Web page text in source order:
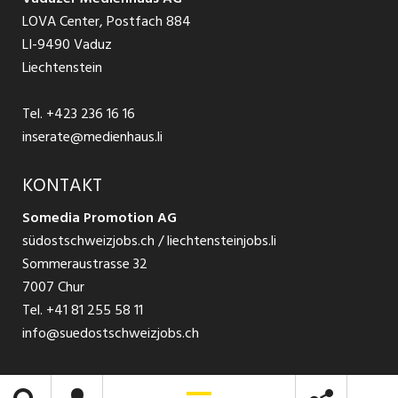
Jobs in Glarus
Jobs in der Südostschweiz
Temporär Jobs
Teilzeit Jobs
Praktikum
Ratgeber Bewerbung / Rekrutierung
Datenschutzbestimmungen
Nutzungsbedingungen
Impressum
LOVA Center, Postfach 884
LI-9490 Vaduz
Liechtenstein
Tel. +423 236 16 16
inserate@medienhaus.li
KONTAKT
Somedia Promotion AG
südostschweizjobs.ch / liechtensteinjobs.li
Sommeraustrasse 32
7007 Chur
Tel. +41 81 255 58 11
info@suedostschweizjobs.ch